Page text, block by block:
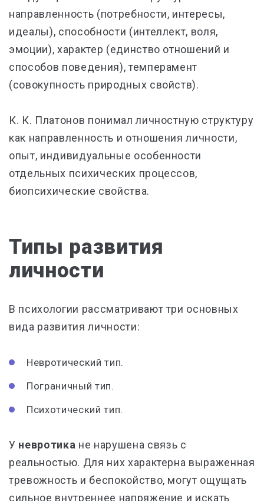
направленность (потребности, интересы,
идеалы), способности (интеллект, воля,
эмоции), характер (единство отношений и
способов поведения), темперамент
(совокупность природных свойств).
К. К. Платонов понимал личностную структуру
как направленность и отношения личности,
опыт, индивидуальные особенности
отдельных психических процессов,
биопсихические свойства.
Типы развития
личности
В психологии рассматривают три основных
вида развития личности:
Невротический тип.
Пограничный тип.
Психотический тип.
У невротика не нарушена связь с
реальностью. Для них характерна выраженная
тревожность и беспокойство, могут ощущать
сильное внутреннее напряжение и искать